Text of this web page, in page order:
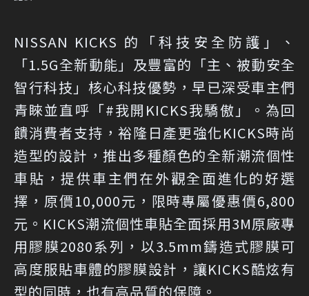
NISSAN KICKS 的「科技安全防護」、
「1.5G全新動能」及豐富的「主、被動安全
智行科技」核心科技優勢，早已深受車主們
青睞並直呼「#我開KICKS我驕傲」。為回
饋消費者支持，裕隆日產更強化KICKS時尚
造型的設計，推出多種顏色的全新潮流個性
車貼，提供車主們在外觀全面進化的好選
擇，原價10,000元，限時專屬優惠價6,800
元。KICKS潮流個性車貼全面採用3M原廠專
用膠膜2080系列，以3.5mm鑄造式膠膜可
高度服貼車體的膠膜設計，讓KICKS酷炫有
型的同時，也有高品質的保障。